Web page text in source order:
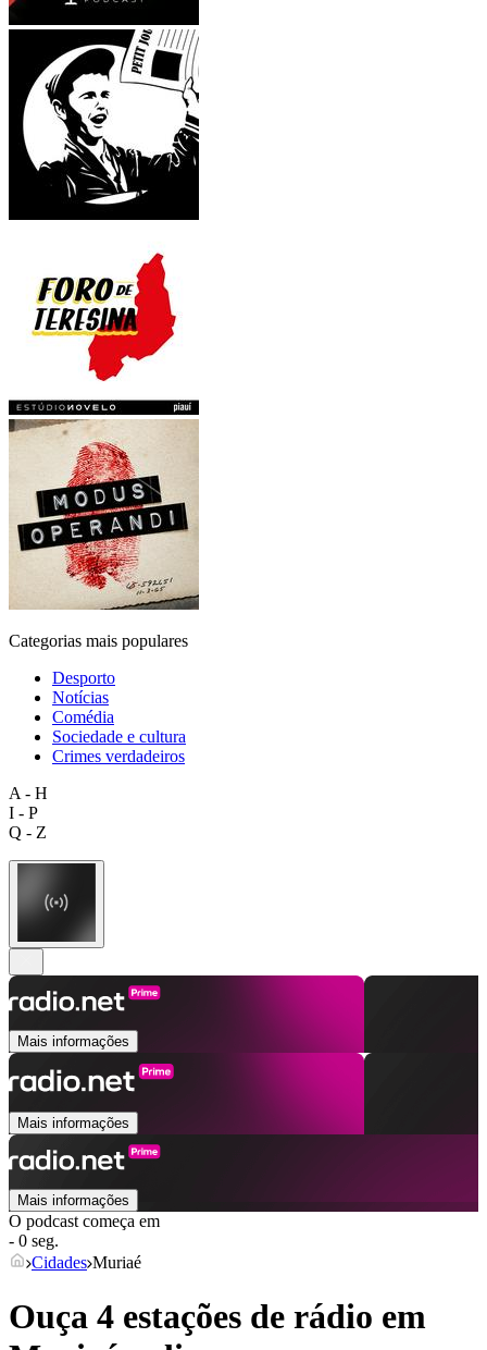
Categorias mais populares
Desporto
Notícias
Comédia
Sociedade e cultura
Crimes verdadeiros
A - H
I - P
Q - Z
Mais informações
Mais informações
Mais informações
O podcast começa em
- 0 seg.
Cidades Muriaé
Ouça 4 estações de rádio em